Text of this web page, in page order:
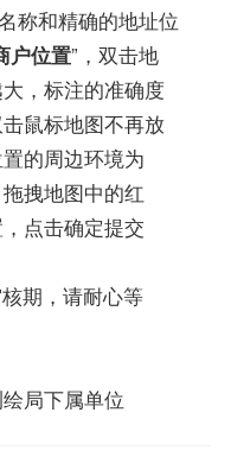
称和精确的地址位
户位置”，双击地
，标注的准确度
鼠标地图不再放
的周边环境为
拽地图中的红
点击确定提交
期，请耐心等
局下属单位